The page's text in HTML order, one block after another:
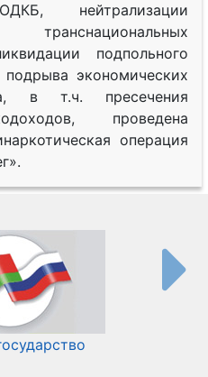
нейтрализации
подпольного
подрыва экономических
в т.ч. пресечения
проведена
операция